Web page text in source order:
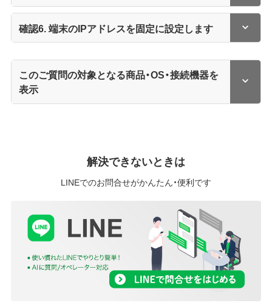
確認6. 端末のIPアドレスを固定に設定します
このご質問の対象となる商品・OS・接続機器を
表示
解決できないときは
LINEでのお問合せがかんたん・便利です